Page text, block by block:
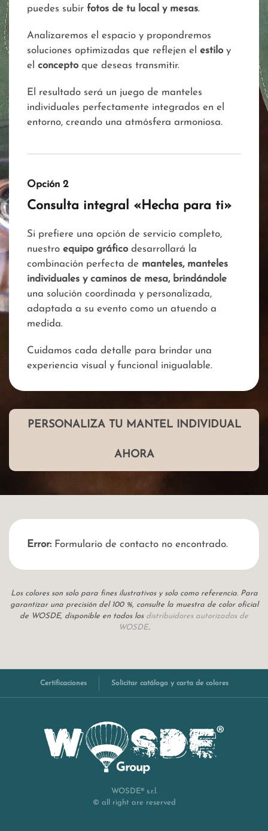
puedes subir fotos de tu local y mesas.
Analizaremos el espacio y propondremos
soluciones optimizadas que reflejen el estiloy
el conceptoque deseas transmitir.
El resultado será un juego de manteles
individuales perfectamente integrados en el
entorno, creando una atmósfera armoniosa.
Opción 2
Consulta integral «Hecha para ti»
Si prefiere una opción de servicio completo,
nuestro equipo gráficodesarrollará la
combinación perfecta de manteles, manteles
individuales y caminos de mesa, brindándole
una solución coordinada y personalizada,
adaptada a su evento como un atuendo a
medida.
Cuidamos cada detalle para brindar una
experiencia visual y funcional inigualable.
PERSONALIZA TU MANTEL INDIVIDUAL
AHORA
Error: Formulario de contacto no encontrado.
Los colores son solo para fines ilustrativos y solo como referencia. Para
garantizar una precisión del 100 %, consulte la muestra de color oficial
de WOSDE, disponible en todos los distribuidores autorizados de
WOSDE..
Certificaciones Solicitar catálogo y carta de colores
WOSDE® s.r.l.
© all right are reserved